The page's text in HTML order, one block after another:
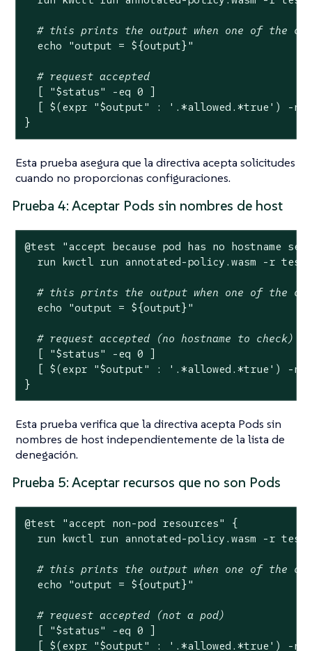
# this prints the output when one of the
echo
"output = ${output}"
# request accepted
  [
"$status" -eq 0 ]
  [ $(expr
"$output" : '.*allowed.*true' ) -ne
}
Esta prueba asegura que la directiva acepta solicitudes
cuando no proporcionas configuraciones.
Prueba 4: Aceptar Pods sin nombres de host
@test
"accept because pod has no hostname set"
run kwctl run annotated-policy.wasm -r
# this prints the output when one of the
echo
"output = ${output}"
# request accepted (no hostname to check)
  [
"$status" -eq 0 ]
  [ $(expr
"$output" : '.*allowed.*true' ) -ne
}
Esta prueba verifica que la directiva acepta Pods sin
nombres de host independientemente de la lista de
denegación.
Prueba 5: Aceptar recursos que no son Pods
@test "accept non-pod resources" {
run kwctl run annotated-policy.wasm -r
# this prints the output when one of the
echo
"output = ${output}"
# request accepted (not a pod)
  [
"$status" -eq 0 ]
  [ $(expr
"$output" : '.*allowed.*true' ) -ne